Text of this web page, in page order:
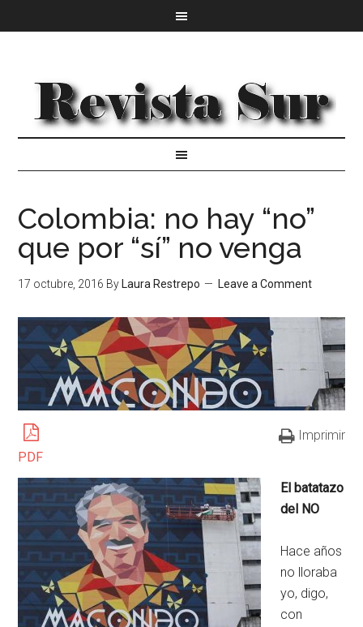
Colombia: no hay “no”
que por “sí” no venga
17 octubre, 2016 By Laura Restrepo Leave a Comment
PDF
Imprimir
El batatazo
del NO
Hace años
no lloraba
yo, digo,
con